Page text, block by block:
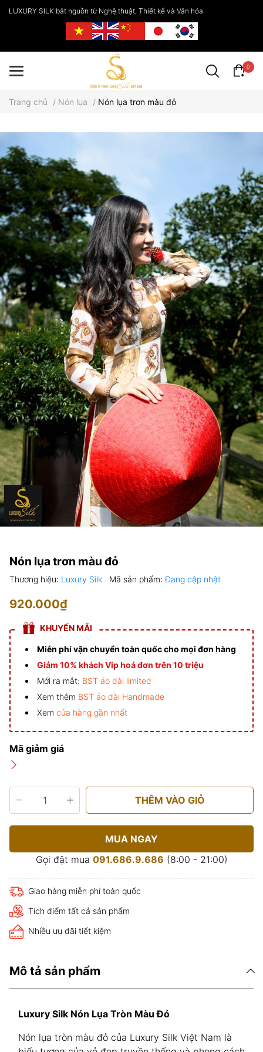
LUXURY SILK bắt nguồn từ Nghệ thuật, Thiết kế và Văn hóa
0
Trang chủ / Nón lụa / Nón lụa trơn màu đỏ
Nón lụa trơn màu đỏ
Thương hiệu: Luxury Silk Mã sản phẩm:Đang cập nhật
920.000₫
KHUYẾN MÃI
Miễn phí vận chuyển toàn quốc cho mọi đơn hàng
Giảm 10% khách Vip hoá đơn trên 10 triệu
Mới ra mắt: BST áo dài limited
Xem thêm BST áo dài Handmade
Xem cửa hàng gần nhất
Mã giảm giá
THÊM VÀO GIỎ
MUA NGAY
Gọi đặt mua 091.686.9.686 (8:00 - 21:00)
Giao hàng miễn phí toàn quốc
Tích điểm tất cả sản phẩm
Nhiều ưu đãi tiết kiệm
Mô tả sản phẩm
Luxury Silk Nón Lụa Tròn Màu Đỏ
Nón lụa tròn màu đỏ của Luxury Silk Việt Nam là